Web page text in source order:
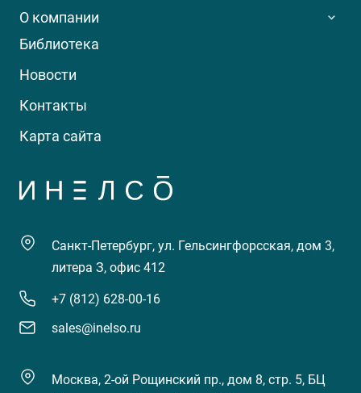
О компании
Библиотека
Новости
Контакты
Карта сайта
Санкт-Петербург, ул. Гельсингфорсская, дом 3,
литера З, офис 412
+7 (812) 628-00-16
sales@inelso.ru
Москва, 2-ой Рощинский пр., дом 8, стр. 5, БЦ